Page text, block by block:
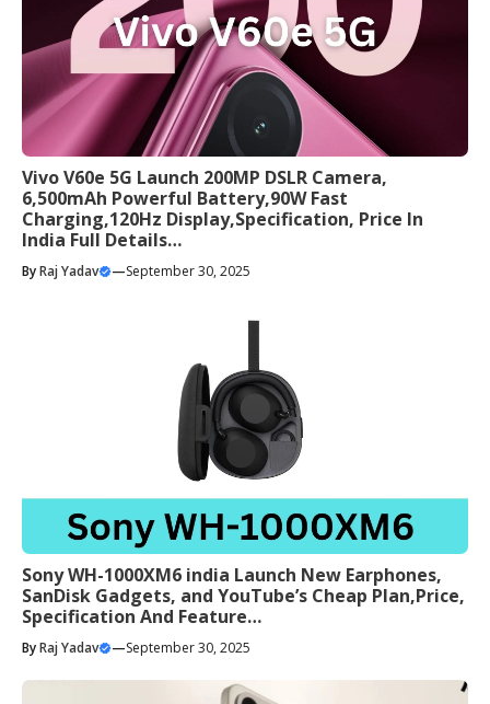
Vivo V60e 5G Launch 200MP DSLR Camera,
6,500mAh Powerful Battery,90W Fast
Charging,120Hz Display,Specification, Price In
India Full Details…
ByRaj Yadav —September 30, 2025
Sony WH-1000XM6 india Launch New Earphones,
SanDisk Gadgets, and YouTube’s Cheap Plan,Price,
Specification And Feature…
ByRaj Yadav —September 30, 2025